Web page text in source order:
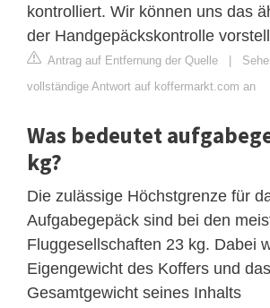
kontrolliert. Wir können uns das
der Handgepäckskontrolle
Antrag auf Entfernung der Quelle |
vollständige Antwort auf koffermarkt.com an
Was bedeutet
kg?
Die zulässige Höchstgrenze für
Aufgabegepäck sind bei den
Fluggesellschaften 23 kg. Dabei
Eigengewicht des Koffers und das
Gesamtgewicht seines Inhalts